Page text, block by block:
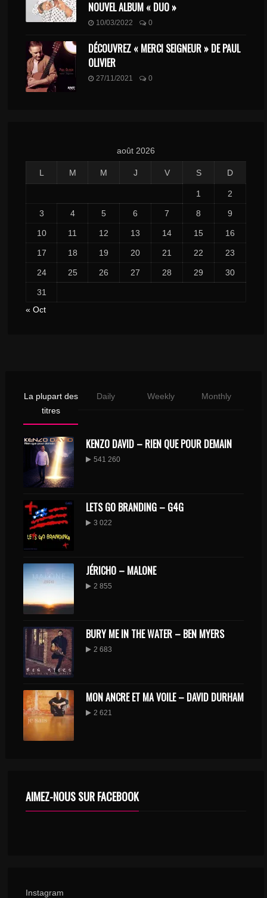
NOUVEL ALBUM « DUO »
10/03/2022 0
DÉCOUVREZ « MERCI SEIGNEUR » DE PAUL
OLIVIER
27/11/2021 0
août 2026
L M M J V S D
1 2
3 4 5 6 7 8 9
10 11 12 13 14 15 16
17 18 19 20 21 22 23
24 25 26 27 28 29 30
31
« Oct
La plupart des
titres
Daily Weekly Monthly
KENZO DAVID – RIEN QUE POUR DEMAIN
541 260
LETS GO BRANDING – G4G
3 022
JÉRICHO – MALONE
2 855
BURY ME IN THE WATER – BEN MYERS
2 683
MON ANCRE ET MA VOILE – DAVID DURHAM
2 621
AIMEZ-NOUS SUR FACEBOOK
Instagram